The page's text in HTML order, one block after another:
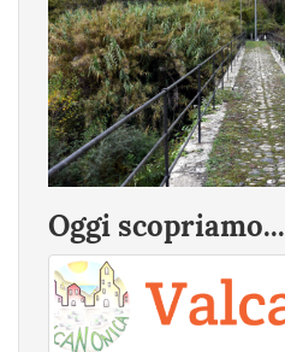
Oggi scopriamo...